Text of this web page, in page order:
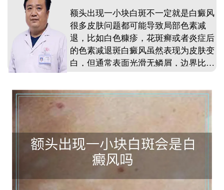
额头出现一小块白斑不一定就是白癜风
很多皮肤问题都可能导致局部色素减
退，比如白色糠疹，花斑癣或者炎症后
的色素减退斑白癜风虽然表现为皮肤变
白，但通常表面光滑无鳞屑，边界比较
白斑是否有扩大趋势，表面是否光滑，
有细小鳞屑，可能是白色糠疹确诊需要
专业医生通过伍德灯检查或皮肤镜检查
发现额头有白斑不必过度紧张，但也不
能忽视，及时到正规医院皮肤科就诊，
通过专业检查才能明确诊断，避免延误
治疗时机。 ...